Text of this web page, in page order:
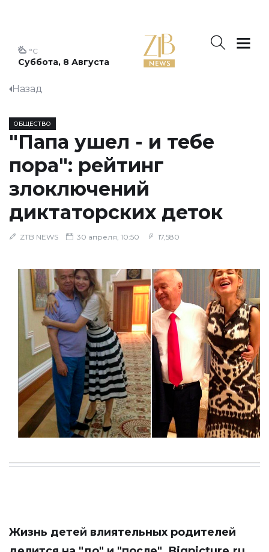
Суббота, 8 Августа
°C
Назад
ОБЩЕСТВО
"Папа ушел - и тебе
пора": рейтинг
злоключений
диктаторских деток
ZTB NEWS 30 апреля, 10:50 17,580
Жизнь детей влиятельных родителей